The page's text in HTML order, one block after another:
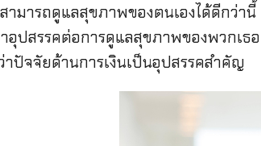
ามารถดูแลสุขภาพของตนเองได้ดีกว่า
อุปสรรคต่อการดูแลสุขภาพของพวกเธอ
าปัจจัยด้านการเงินเป็นอุปสรรคสำคัญ